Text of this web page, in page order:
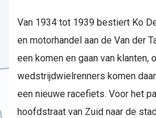
Van 1934 tot 1939 bestiert Ko
en motorhandel aan de Van der
een komen en gaan van klanten,
wedstrijdwielrenners komen
een nieuwe racefiets. Voor het
hoofdstraat van Zuid naar de